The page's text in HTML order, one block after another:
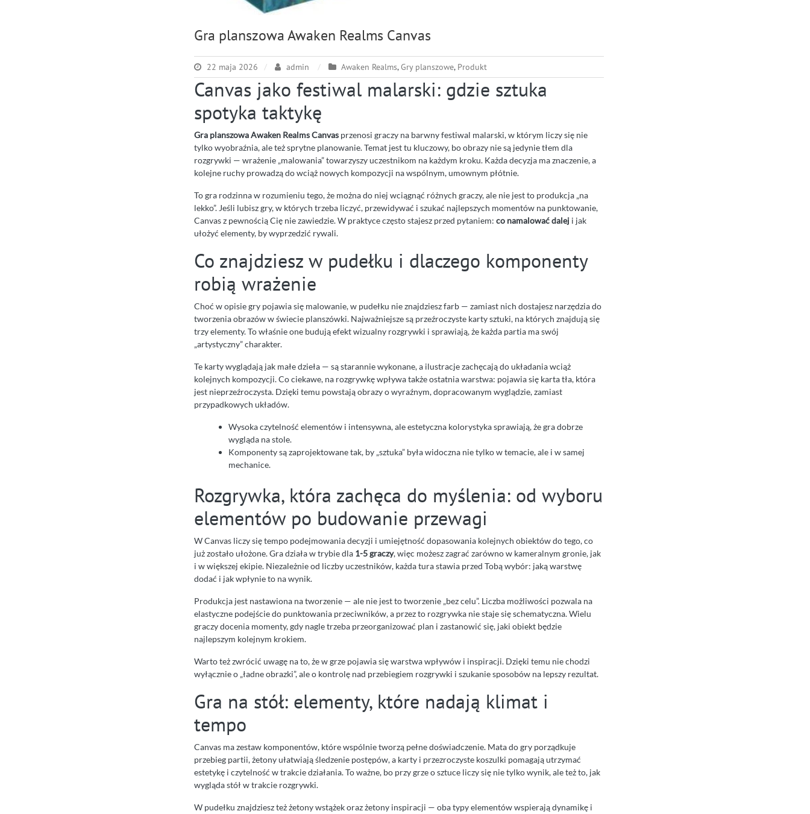
Gra planszowa Awaken Realms Canvas
22 maja 2026 admin Awaken Realms,Gry planszowe, Produkt
Canvas jako festiwal malarski: gdzie sztuka
spotyka taktykę
Gra planszowa Awaken Realms Canvas przenosi graczy na barwny festiwal malarski, w którym liczy się nie
tylko wyobraźnia, ale też sprytne planowanie. Temat jest tu kluczowy, bo obrazy nie są jedynie tłem dla
rozgrywki — wrażenie „malowania” towarzyszy uczestnikom na każdym kroku. Każda decyzja ma znaczenie, a
kolejne ruchy prowadzą do wciąż nowych kompozycji na wspólnym, umownym płótnie.
To gra rodzinna w rozumieniu tego, że można do niej wciągnąć różnych graczy, ale nie jest to produkcja „na
lekko”. Jeśli lubisz gry, w których trzeba liczyć, przewidywać i szukać najlepszych momentów na punktowanie,
Canvas z pewnością Cię nie zawiedzie. W praktyce często stajesz przed pytaniem: co namalować dalej i jak
ułożyć elementy, by wyprzedzić rywali.
Co znajdziesz w pudełku i dlaczego komponenty
robią wrażenie
Choć w opisie gry pojawia się malowanie, w pudełku nie znajdziesz farb — zamiast nich dostajesz narzędzia do
tworzenia obrazów w świecie planszówki. Najważniejsze są przeźroczyste karty sztuki, na których znajdują się
trzy elementy. To właśnie one budują efekt wizualny rozgrywki i sprawiają, że każda partia ma swój
„artystyczny” charakter.
Te karty wyglądają jak małe dzieła — są starannie wykonane, a ilustracje zachęcają do układania wciąż
kolejnych kompozycji. Co ciekawe, na rozgrywkę wpływa także ostatnia warstwa: pojawia się karta tła, która
jest nieprzeźroczysta. Dzięki temu powstają obrazy o wyraźnym, dopracowanym wyglądzie, zamiast
przypadkowych układów.
Wysoka czytelność elementów i intensywna, ale estetyczna kolorystyka sprawiają, że gra dobrze
wygląda na stole.
Komponenty są zaprojektowane tak, by „sztuka” była widoczna nie tylko w temacie, ale i w samej
mechanice.
Rozgrywka, która zachęca do myślenia: od wyboru
elementów po budowanie przewagi
W Canvas liczy się tempo podejmowania decyzji i umiejętność dopasowania kolejnych obiektów do tego, co
już zostało ułożone. Gra działa w trybie dla 1-5 graczy, więc możesz zagrać zarówno w kameralnym gronie, jak
i w większej ekipie. Niezależnie od liczby uczestników, każda tura stawia przed Tobą wybór: jaką warstwę
dodać i jak wpłynie to na wynik.
Produkcja jest nastawiona na tworzenie — ale nie jest to tworzenie „bez celu”. Liczba możliwości pozwala na
elastyczne podejście do punktowania przeciwników, a przez to rozgrywka nie staje się schematyczna. Wielu
graczy docenia momenty, gdy nagle trzeba przeorganizować plan i zastanowić się, jaki obiekt będzie
najlepszym kolejnym krokiem.
Warto też zwrócić uwagę na to, że w grze pojawia się warstwa wpływów i inspiracji. Dzięki temu nie chodzi
wyłącznie o „ładne obrazki”, ale o kontrolę nad przebiegiem rozgrywki i szukanie sposobów na lepszy rezultat.
Gra na stół: elementy, które nadają klimat i
tempo
Canvas ma zestaw komponentów, które wspólnie tworzą pełne doświadczenie. Mata do gry porządkuje
przebieg partii, żetony ułatwiają śledzenie postępów, a karty i przezroczyste koszulki pomagają utrzymać
estetykę i czytelność w trakcie działania. To ważne, bo przy grze o sztuce liczy się nie tylko wynik, ale też to, jak
wygląda stół w trakcie rozgrywki.
W pudełku znajdziesz też żetony wstążek oraz żetony inspiracji — oba typy elementów wspierają dynamikę i